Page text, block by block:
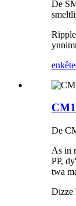
De
enkête
De
As in
PP,
twa
Dizze